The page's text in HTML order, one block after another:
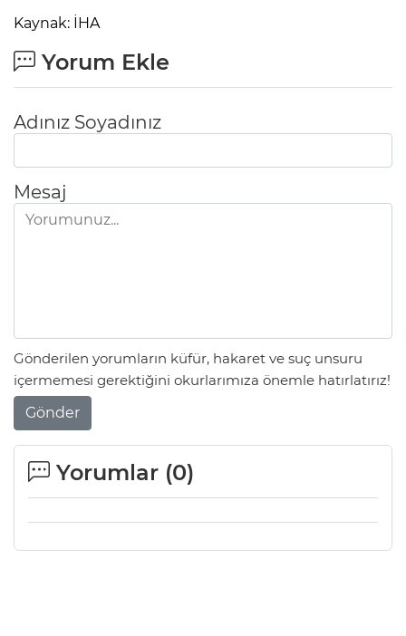
Kaynak: İHA
Yorum Ekle
Adınız Soyadınız
Mesaj
Gönderilen yorumların küfür, hakaret ve suç unsuru
içermemesi gerektiğini okurlarımıza önemle hatırlatırız!
Gönder
Yorumlar (0)